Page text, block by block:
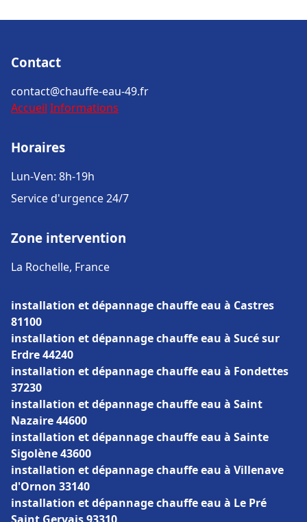
Contact
contact@chauffe-eau-49.fr
Accueil Informations
Horaires
Lun-Ven: 8h-19h
Service d'urgence 24/7
Zone intervention
La Rochelle, France
installation et dépannage chauffe eau à Castres
81100
installation et dépannage chauffe eau à Sucé sur
Erdre 44240
installation et dépannage chauffe eau à Fondettes
37230
installation et dépannage chauffe eau à Saint
Nazaire 44600
installation et dépannage chauffe eau à Sainte
Sigolène 43600
installation et dépannage chauffe eau à Villenave
d'Ornon 33140
installation et dépannage chauffe eau à Le Pré